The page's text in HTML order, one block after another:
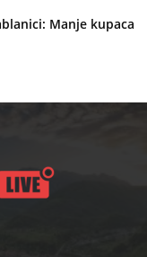
Manje kupaca